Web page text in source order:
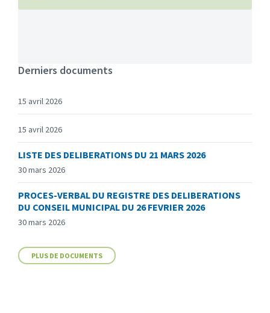
Derniers documents
15 avril 2026
15 avril 2026
LISTE DES DELIBERATIONS DU 21 MARS 2026
30 mars 2026
PROCES-VERBAL DU REGISTRE DES DELIBERATIONS
DU CONSEIL MUNICIPAL DU 26 FEVRIER 2026
30 mars 2026
PLUS DE DOCUMENTS